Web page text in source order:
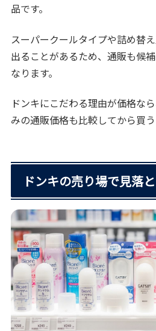
品です。
スーパークールタイプや詰め替
出ることがあるため、通販も候
なります。
ドンキにこだわる理由が価格な
みの通販価格も比較してから買う
ドンキの売り場で見落